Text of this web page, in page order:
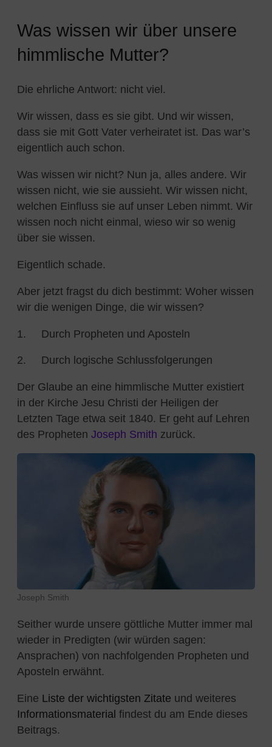
Was wissen wir über unsere
himmlische Mutter?
Die ehrliche Antwort: nicht viel.
Wir wissen, dass es sie gibt. Und wir wissen,
dass sie mit Gott Vater verheiratet ist. Das war’s
eigentlich auch schon.
Was wissen wir nicht? Nun ja, alles andere. Wir
wissen nicht, wie sie aussieht. Wir wissen nicht,
welchen Einfluss sie auf unser Leben nimmt. Wir
wissen noch nicht einmal, wieso wir so wenig
über sie wissen.
Eigentlich schade.
Aber jetzt fragst du dich bestimmt: Woher wissen
wir die wenigen Dinge, die wir wissen?
1. Durch Propheten und Aposteln
2. Durch logische Schlussfolgerungen
Der Glaube an eine himmlische Mutter existiert
in der Kirche Jesu Christi der Heiligen der
Letzten Tage etwa seit 1840. Er geht auf Lehren
des Propheten Joseph Smith zurück.
Joseph Smith
Seither wurde unsere göttliche Mutter immer mal
wieder in Predigten (wir würden sagen:
Ansprachen) von nachfolgenden Propheten und
Aposteln erwähnt.
Eine Liste der wichtigsten Zitate und weiteres
Informationsmaterial findest du am Ende dieses
Beitrags.